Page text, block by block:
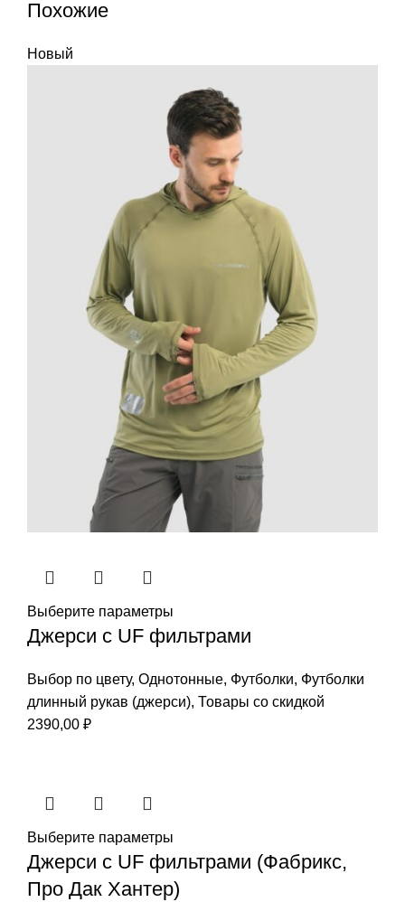
Похожие
Новый
Выберите параметры
Джерси с UF фильтрами
Выбор по цвету, Однотонные, Футболки, Футболки
длинный рукав (джерси), Товары со скидкой
2390,00 ₽
Выберите параметры
Джерси с UF фильтрами (Фабрикс,
Про Дак Хантер)